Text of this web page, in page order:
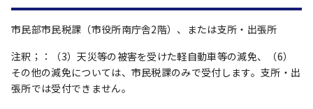
市民部市民税課（市役所南庁舎2階）、または支所・出張所
注釈；：（3）天災等の被害を受けた軽自動車等の減免、（6）
その他の減免については、市民税課のみで受付します。支所・出
張所では受付できません。